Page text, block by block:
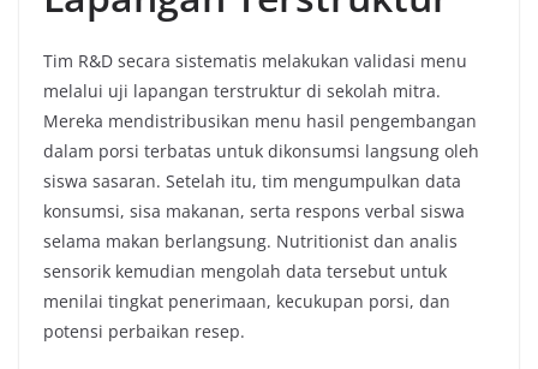
Tim R&D secara sistematis melakukan validasi menu
melalui uji lapangan terstruktur di sekolah mitra.
Mereka mendistribusikan menu hasil pengembangan
dalam porsi terbatas untuk dikonsumsi langsung oleh
siswa sasaran. Setelah itu, tim mengumpulkan data
konsumsi, sisa makanan, serta respons verbal siswa
selama makan berlangsung. Nutritionist dan analis
sensorik kemudian mengolah data tersebut untuk
menilai tingkat penerimaan, kecukupan porsi, dan
potensi perbaikan resep.